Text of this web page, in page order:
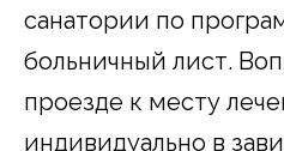
санатории по
больничный лист.
проезде к месту
индивидуально в